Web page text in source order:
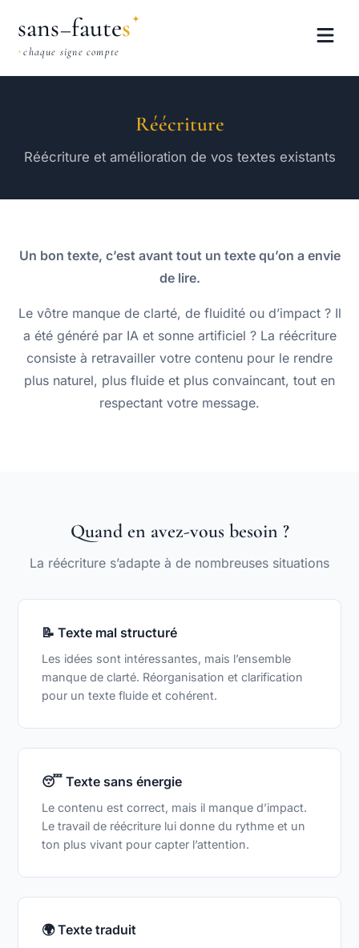
sans–fautes
chaque signe compte
Réécriture
Réécriture et amélioration de vos textes existants
Un bon texte, c’est avant tout un texte qu’on a envie
de lire.
Le vôtre manque de clarté, de fluidité ou d’impact ? Il
a été généré par IA et sonne artificiel ? La réécriture
consiste à retravailler votre contenu pour le rendre
plus naturel, plus fluide et plus convaincant, tout en
respectant votre message.
Quand en avez-vous besoin ?
La réécriture s’adapte à de nombreuses situations
📝 Texte mal structuré
Les idées sont intéressantes, mais l’ensemble
manque de clarté. Réorganisation et clarification
pour un texte fluide et cohérent.
😴 Texte sans énergie
Le contenu est correct, mais il manque d’impact.
Le travail de réécriture lui donne du rythme et un
ton plus vivant pour capter l’attention.
🌍 Texte traduit